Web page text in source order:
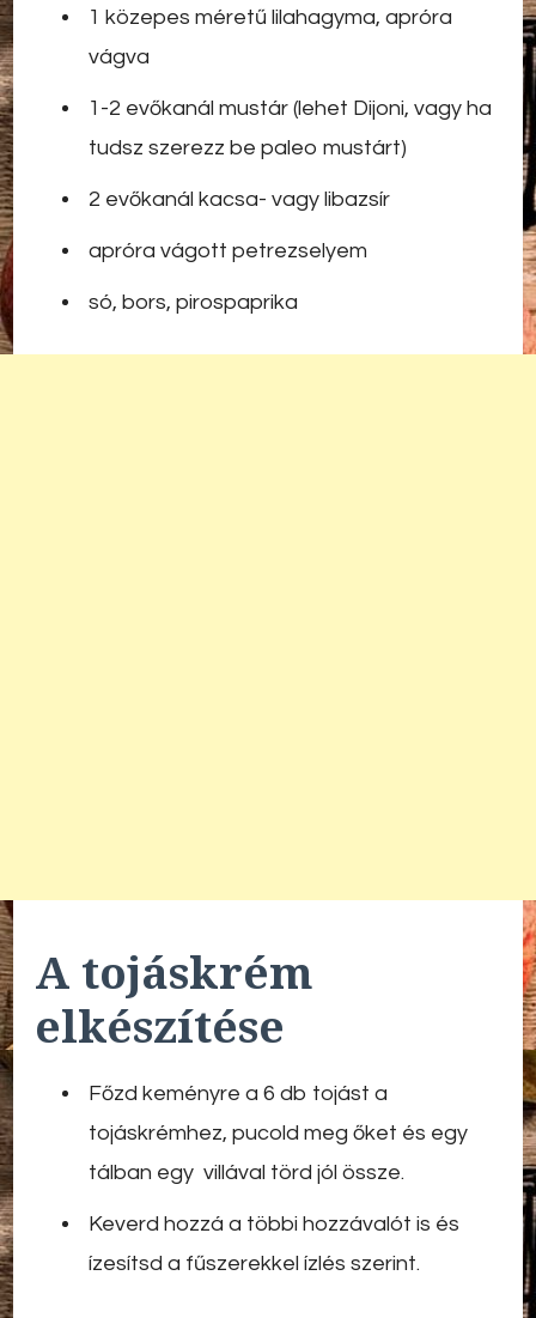
1 közepes méretű lilahagyma, apróra
vágva
1-2 evőkanál mustár (lehet Dijoni, vagy ha
tudsz szerezz be paleo mustárt)
2 evőkanál kacsa- vagy libazsír
apróra vágott petrezselyem
só, bors, pirospaprika
A tojáskrém
elkészítése
Főzd keményre a 6 db tojást a
tojáskrémhez, pucold meg őket és egy
tálban egy villával törd jól össze.
Keverd hozzá a többi hozzávalót is és
ízesítsd a fűszerekkel ízlés szerint.